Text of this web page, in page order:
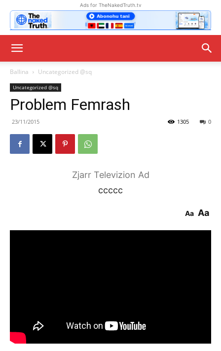
Ads for TheNakedTruth.tv
Ballina Uncategorized @sq
Uncategorized @sq
Problem Femrash
23/11/2015 0
1305
Zjarr Televizion Ad
ccccc
Aa Aa